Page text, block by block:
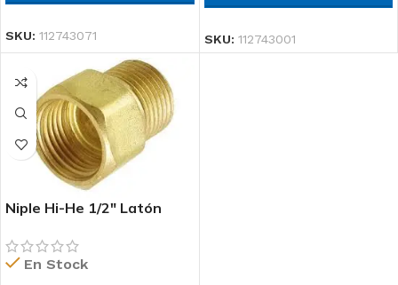
SKU: 112743071 SKU: 112743001
Niple Hi-He 1/2″ Latón
En Stock